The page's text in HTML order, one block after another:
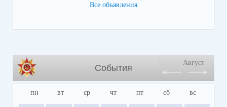
Все объявления
События
Август
пн вт ср чт пт сб вс